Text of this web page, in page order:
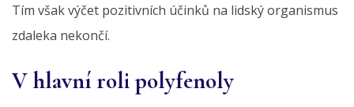
Tím však výčet pozitivních účinků na lidský organismus
zdaleka nekončí.
V hlavní roli polyfenoly